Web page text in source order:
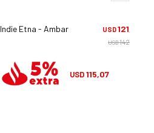
Indie Etna - Ambar USD121,13
USD142,50
USD115,07